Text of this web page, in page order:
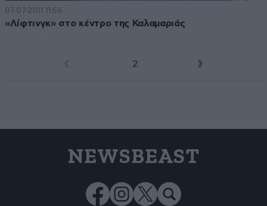
07·07·2011 11:56
«Λίφτινγκ» στο κέντρο της Καλαμαριάς
2
NEWSBEAST